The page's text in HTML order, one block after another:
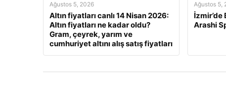
Ağustos 5, 2026
Altın fiyatları canlı 14 Nisan 2026:
Altın fiyatları ne kadar oldu?
Gram, çeyrek, yarım ve
cumhuriyet altını alış satış fiyatları
Ağustos 5,
Arashi